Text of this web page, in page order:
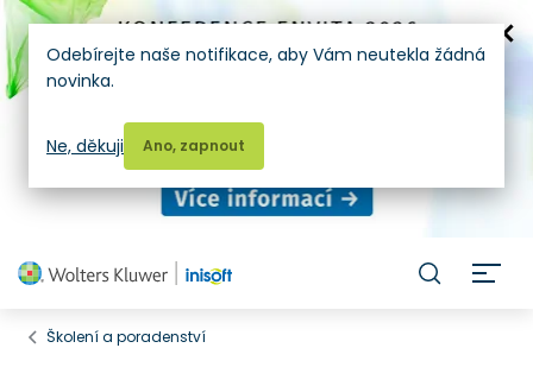
Školení a poradenství
Odebírejte naše notifikace, aby Vám neutekla žádná
novinka.
Ano, zapnout
Ne, děkuji